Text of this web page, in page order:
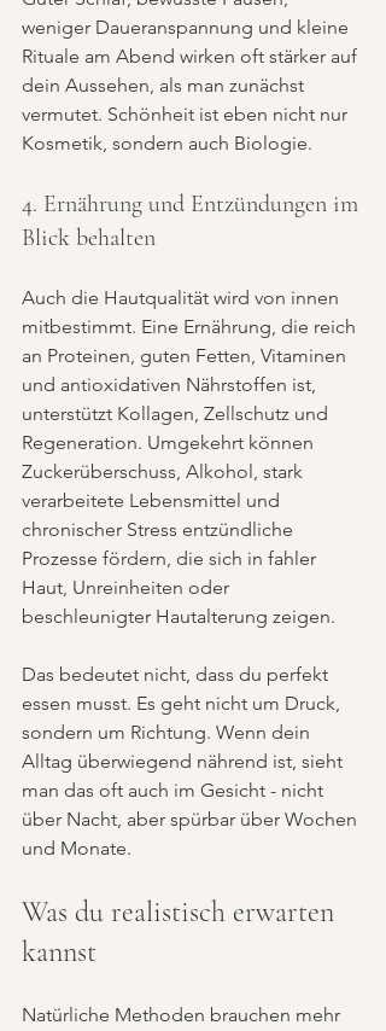
weniger Daueranspannung und kleine
Rituale am Abend wirken oft stärker auf
dein Aussehen, als man zunächst
vermutet. Schönheit ist eben nicht nur
Kosmetik, sondern auch Biologie.
4. Ernährung und Entzündungen im
Blick behalten
Auch die Hautqualität wird von innen
mitbestimmt. Eine Ernährung, die reich
an Proteinen, guten Fetten, Vitaminen
und antioxidativen Nährstoffen ist,
unterstützt Kollagen, Zellschutz und
Regeneration. Umgekehrt können
Zuckerüberschuss, Alkohol, stark
verarbeitete Lebensmittel und
chronischer Stress entzündliche
Prozesse fördern, die sich in fahler
Haut, Unreinheiten oder
beschleunigter Hautalterung zeigen.
Das bedeutet nicht, dass du perfekt
essen musst. Es geht nicht um Druck,
sondern um Richtung. Wenn dein
Alltag überwiegend nährend ist, sieht
man das oft auch im Gesicht - nicht
über Nacht, aber spürbar über Wochen
und Monate.
Was du realistisch erwarten
kannst
Natürliche Methoden brauchen mehr